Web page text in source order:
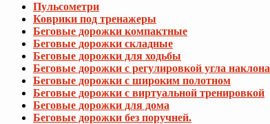
Пульсометри
Коврики под тренажеры
Беговые дорожки компактные
Беговые дорожки складные
Беговые дорожки для ходьбы
Беговые дорожки с регулировкой угла наклона
Беговые дорожки с широким полотном
Беговые дорожки с виртуальной тренировкой
Беговые дорожки для дома
Беговые дорожки без поручней.